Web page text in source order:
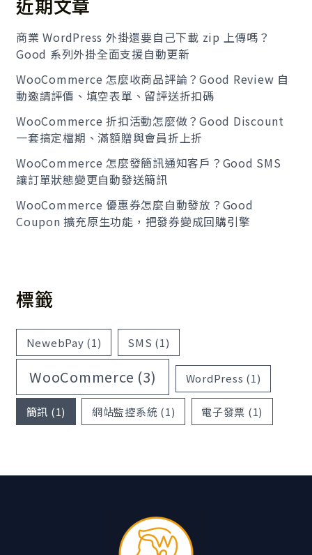
近期文章
商業 WordPress 外掛還要自己下載 zip 上傳嗎？
Good 系列外掛全面支援自動更新
WooCommerce 怎麼收商品評論？Good Review 自
動邀請評價、填空表單、留評送折扣碼
WooCommerce 折扣活動怎麼做？Good Discount
一套搞定檔期、滿額贈與會員折上折
WooCommerce 怎麼發簡訊通知客戶？Good SMS
讓訂單狀態變更自動發送簡訊
WooCommerce 優惠券怎麼自動發放？Good
Coupon 擴充原生功能，把發券變成回購引擎
標籤
NewebPay (1) SMS (1)
WooCommerce (3) WordPress (1)
簡訊 (1) 網站監控系統 (1) 電子發票 (1)